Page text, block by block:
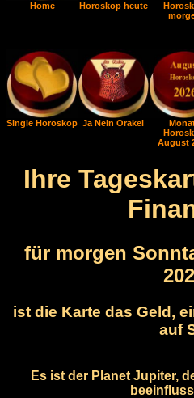
Home Horoskop heute
Single Horoskop Ja Nein Orakel
August
Ihre
für morgen
ist die Karte das Geld,
auf
Es ist der Planet Jupiter,